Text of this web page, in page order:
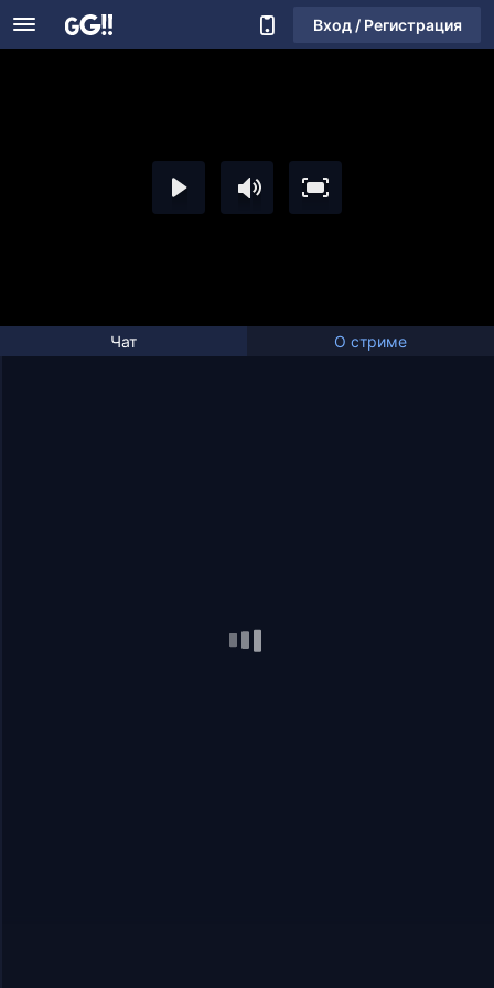
Вход / Регистрация
Чат О стриме